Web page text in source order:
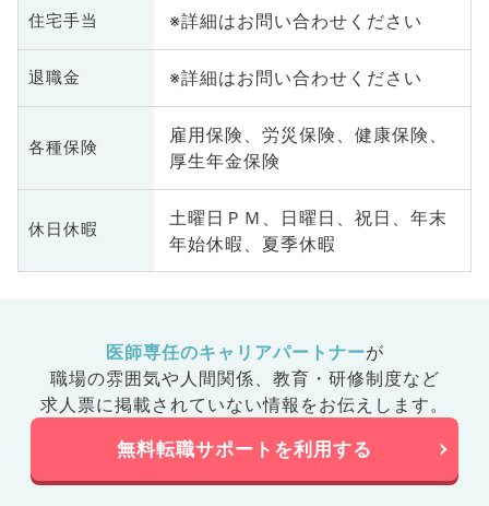
住宅手当 ※詳細はお問い合わせください
退職金 ※詳細はお問い合わせください
各種保険
雇用保険、労災保険、健康保険、
厚生年金保険
休日休暇
土曜日ＰＭ、日曜日、祝日、年末
年始休暇、夏季休暇
医師専任のキャリアパートナーが
職場の雰囲気や人間関係、 教育・研修制度など
求人票に掲載されていない情報をお伝えします。
無料転職サポートを利用する